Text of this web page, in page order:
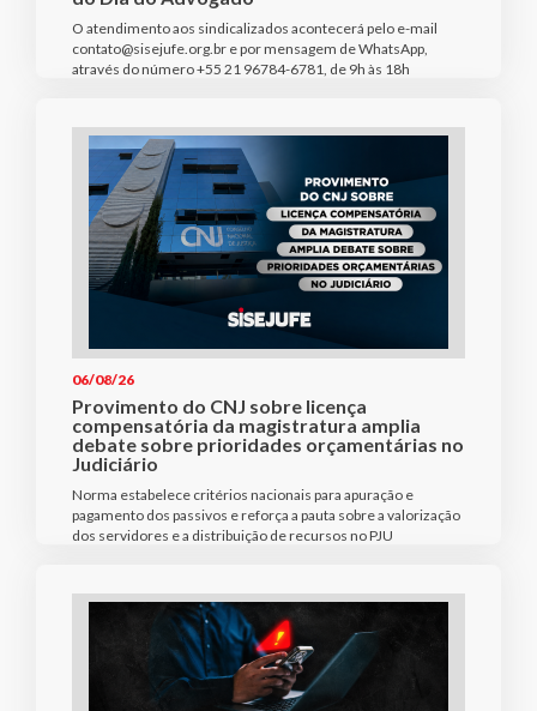
O atendimento aos sindicalizados acontecerá pelo e-mail
contato@sisejufe.org.br e por mensagem de WhatsApp,
através do número +55 21 96784-6781, de 9h às 18h
06/08/26
Provimento do CNJ sobre licença
compensatória da magistratura amplia
debate sobre prioridades orçamentárias no
Judiciário
Norma estabelece critérios nacionais para apuração e
pagamento dos passivos e reforça a pauta sobre a valorização
dos servidores e a distribuição de recursos no PJU